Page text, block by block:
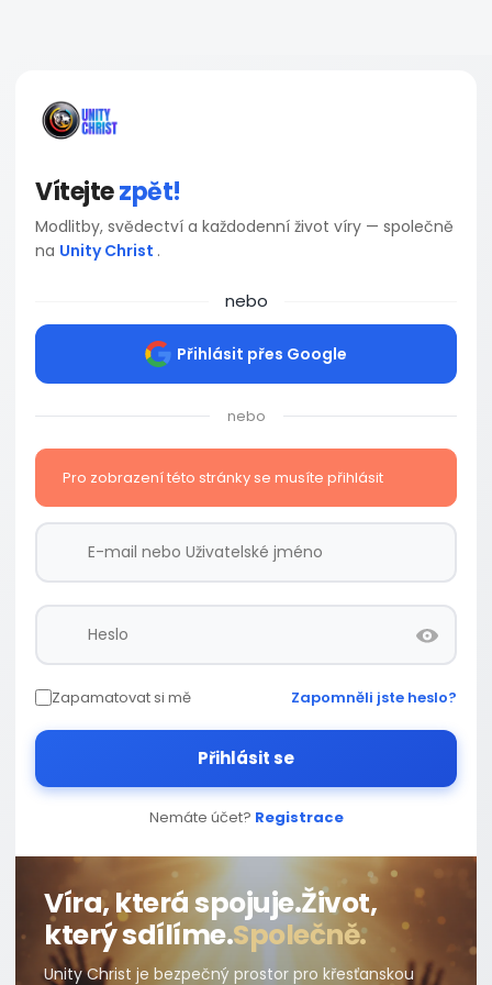
Vítejtezpět!
Modlitby, svědectví a každodenní život víry — společně
na Unity Christ .
nebo
Přihlásit přes Google
nebo
Pro zobrazení této stránky se musíte přihlásit
Zapamatovat si mě Zapomněli jste heslo?
Přihlásit se
Nemáte účet? Registrace
Víra, která spojuje.Život,
který sdílíme.Společně.
Unity Christ je bezpečný prostor pro křesťanskou